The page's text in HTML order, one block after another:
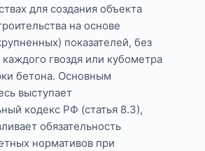
для создания объекта
на основе
показателей, без
гвоздя или кубометра
бетона. Основным
выступает
кодекс РФ (статья 8.3),
обязательность
нормативов при